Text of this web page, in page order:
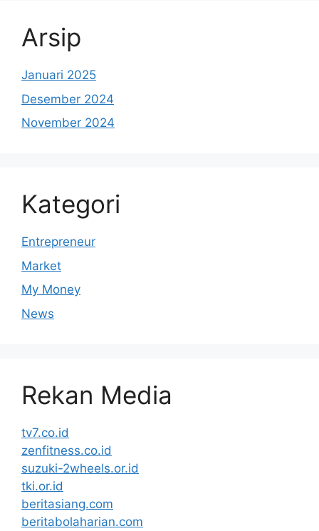
Arsip
Januari 2025
Desember 2024
November 2024
Kategori
Entrepreneur
Market
My Money
News
Rekan Media
tv7.co.id
zenfitness.co.id
suzuki-2wheels.or.id
tki.or.id
beritasiang.com
beritabolaharian.com